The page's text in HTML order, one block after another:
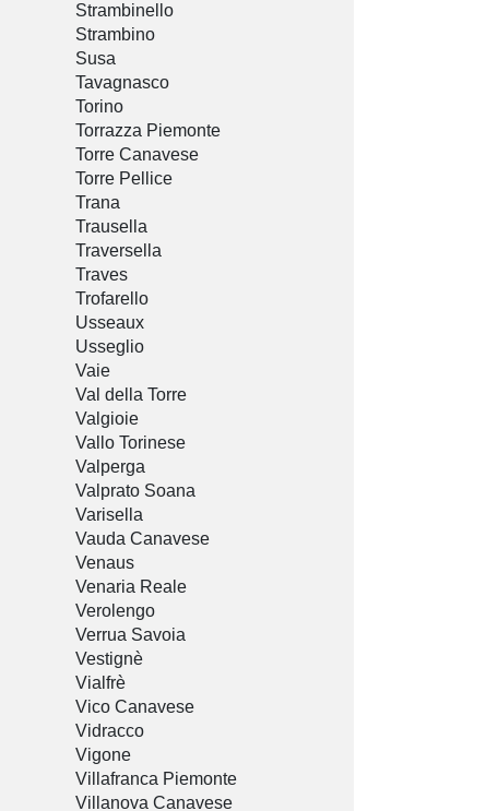
Strambinello
Strambino
Susa
Tavagnasco
Torino
Torrazza Piemonte
Torre Canavese
Torre Pellice
Trana
Trausella
Traversella
Traves
Trofarello
Usseaux
Usseglio
Vaie
Val della Torre
Valgioie
Vallo Torinese
Valperga
Valprato Soana
Varisella
Vauda Canavese
Venaus
Venaria Reale
Verolengo
Verrua Savoia
Vestignè
Vialfrè
Vico Canavese
Vidracco
Vigone
Villafranca Piemonte
Villanova Canavese